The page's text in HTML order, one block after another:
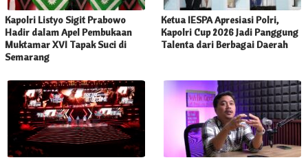
Kapolri Listyo Sigit Prabowo
Hadir dalam Apel Pembukaan
Muktamar XVI Tapak Suci di
Semarang
Ketua IESPA Apresiasi Polri,
Kapolri Cup 2026 Jadi Panggung
Talenta dari Berbagai Daerah